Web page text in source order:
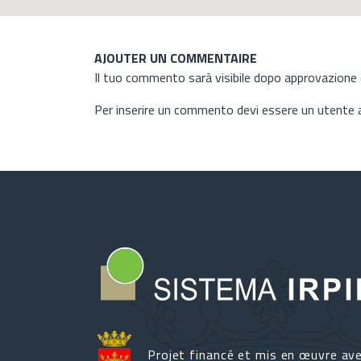
AJOUTER UN COMMENTAIRE
Il tuo commento sarà visibile dopo approvazione
Per inserire un commento devi essere un
Projet financé et mis en œuvre